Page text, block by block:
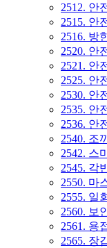
2512. 안
2515. 안
2516. 방
2520. 안
2521. 안
2525. 안
2530. 안
2535. 안
2536. 안
2540. 조끼
2542. 스
2545. 각
2550. 마
2555. 일
2560. 보
2561. 용
2565. 장